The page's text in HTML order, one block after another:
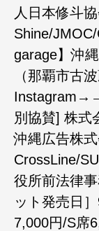
人日本修斗
Shine/
garage】沖
（那覇市古
別協賛] 株式
沖縄広告株
CrossLine/
役所前法律
ット発売日
7,000円/S席